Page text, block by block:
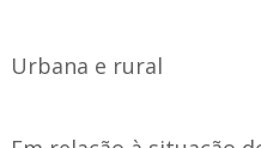
Urbana e rural